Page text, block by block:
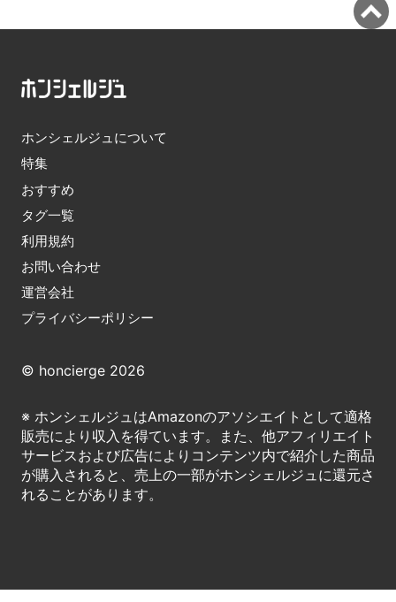
ホンシェルジュについて
特集
おすすめ
タグ一覧
利用規約
お問い合わせ
運営会社
プライバシーポリシー
© honcierge 2026
※ ホンシェルジュはAmazonのアソシエイトとして適格
販売により収入を得ています。また、他アフィリエイト
サービスおよび広告によりコンテンツ内で紹介した商品
が購入されると、売上の一部がホンシェルジュに還元さ
れることがあります。